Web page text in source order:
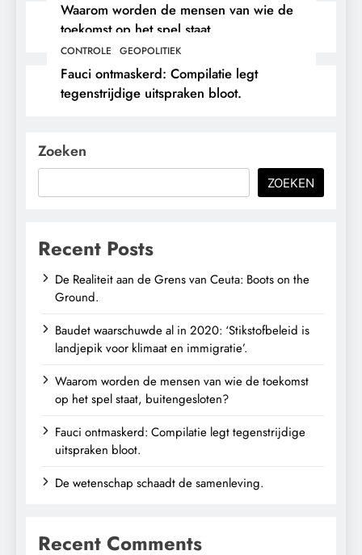
Waarom worden de mensen van wie de
toekomst op het spel staat,
buitengesloten?
CONTROLE GEOPOLITIEK
Fauci ontmaskerd: Compilatie legt
tegenstrijdige uitspraken bloot.
Zoeken
ZOEKEN
Recent Posts
De Realiteit aan de Grens van Ceuta: Boots on the
Ground.
Baudet waarschuwde al in 2020: ‘Stikstofbeleid is
landjepik voor klimaat en immigratie’.
Waarom worden de mensen van wie de toekomst
op het spel staat, buitengesloten?
Fauci ontmaskerd: Compilatie legt tegenstrijdige
uitspraken bloot.
De wetenschap schaadt de samenleving.
Recent Comments